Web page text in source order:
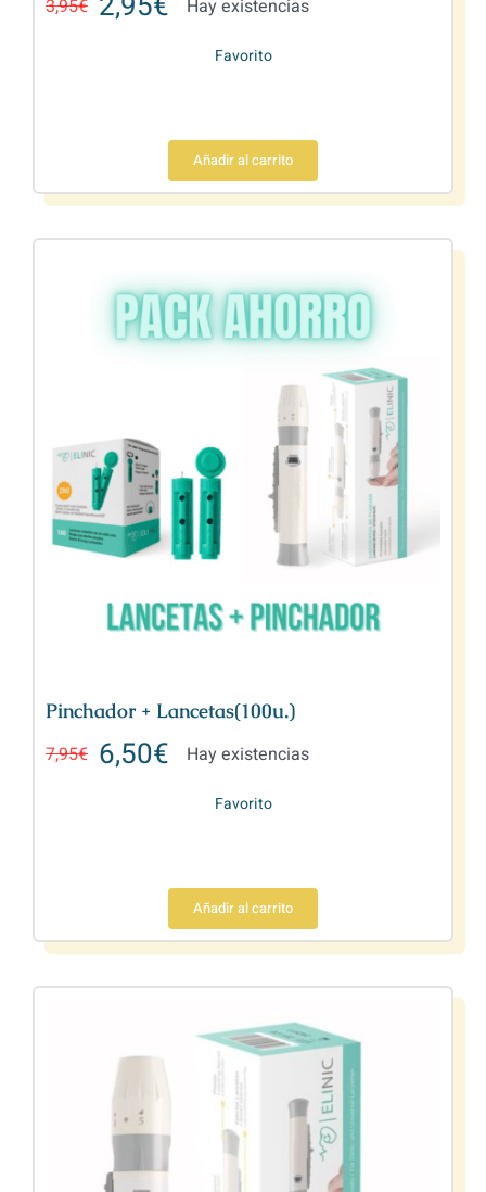
3,95€ Hay existencias
Favorito
Añadir al carrito
Pinchador + Lancetas(100u.)
7,95€ 6,50€ Hay existencias
Favorito
Añadir al carrito